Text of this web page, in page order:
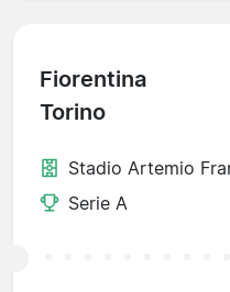
Fiorentina
Torino
Stadio Artemio
Serie A